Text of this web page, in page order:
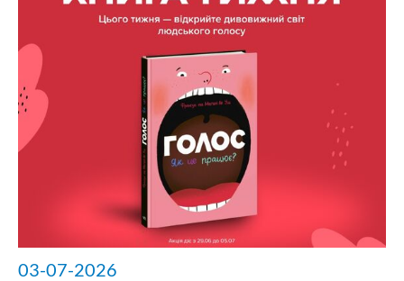
03-07-2026